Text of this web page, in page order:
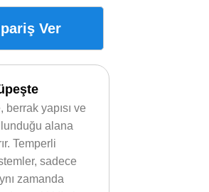
Ver
yapısı ve
alana
Temperli
sadece
zamanda